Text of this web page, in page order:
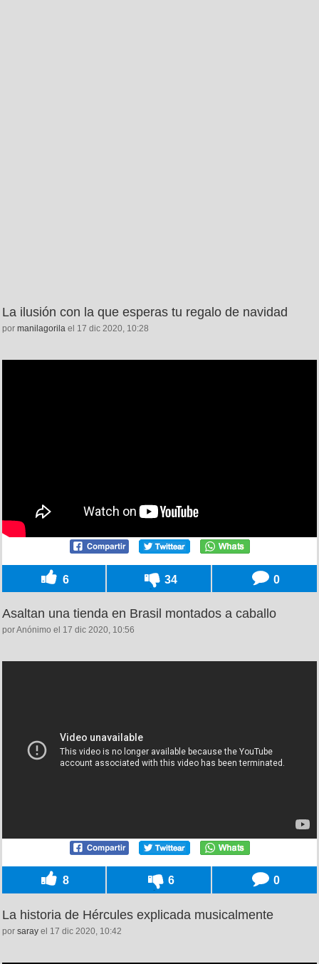
La ilusión con la que esperas tu regalo de navidad
por manilagorila el 17 dic 2020, 10:28
6 34 0
Asaltan una tienda en Brasil montados a caballo
por Anónimo el 17 dic 2020, 10:56
8 6 0
La historia de Hércules explicada musicalmente
por saray el 17 dic 2020, 10:42